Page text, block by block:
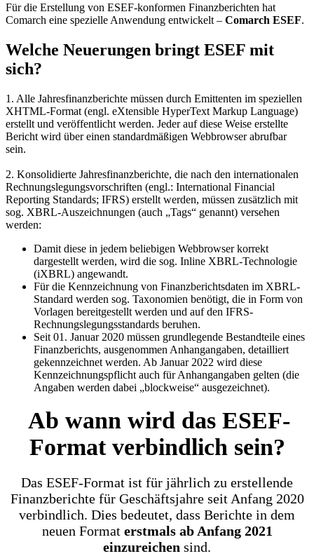
Für die Erstellung von ESEF-konformen Finanzberichten hat
Comarch eine spezielle Anwendung entwickelt – Comarch ESEF.
Welche Neuerungen bringt ESEF mit
sich?
1. Alle Jahresfinanzberichte müssen durch Emittenten im speziellen
XHTML-Format (engl. eXtensible HyperText Markup Language)
erstellt und veröffentlicht werden. Jeder auf diese Weise erstellte
Bericht wird über einen standardmäßigen Webbrowser abrufbar
sein.
2. Konsolidierte Jahresfinanzberichte, die nach den internationalen
Rechnungslegungsvorschriften (engl.: International Financial
Reporting Standards; IFRS) erstellt werden, müssen zusätzlich mit
sog. XBRL-Auszeichnungen (auch „Tags“ genannt) versehen
werden:
Damit diese in jedem beliebigen Webbrowser korrekt
dargestellt werden, wird die sog. Inline XBRL-Technologie
(iXBRL) angewandt.
Für die Kennzeichnung von Finanzberichtsdaten im XBRL-
Standard werden sog. Taxonomien benötigt, die in Form von
Vorlagen bereitgestellt werden und auf den IFRS-
Rechnungslegungsstandards beruhen.
Seit 01. Januar 2020 müssen grundlegende Bestandteile eines
Finanzberichts, ausgenommen Anhangangaben, detailliert
gekennzeichnet werden. Ab Januar 2022 wird diese
Kennzeichnungspflicht auch für Anhangangaben gelten (die
Angaben werden dabei „blockweise“ ausgezeichnet).
Ab wann wird das ESEF-
Format verbindlich sein?
Das ESEF-Format ist für jährlich zu erstellende
Finanzberichte für Geschäftsjahre seit Anfang 2020
verbindlich. Dies bedeutet, dass Berichte in dem
neuen Format erstmals ab Anfang 2021
einzureichen sind.